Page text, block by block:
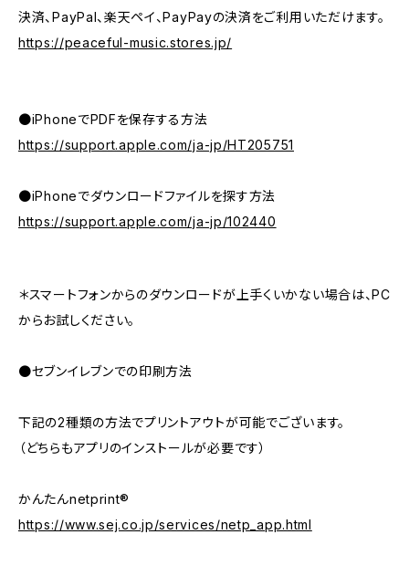
決済、PayPal、楽天ペイ、PayPayの決済をご利用いただけます。
https://peaceful-music.stores.jp/
●iPhoneでPDFを保存する方法
https://support.apple.com/ja-jp/HT205751
●iPhoneでダウンロードファイルを探す方法
https://support.apple.com/ja-jp/102440
＊スマートフォンからのダウンロードが上手くいかない場合は、PC
からお試しください。
●セブンイレブンでの印刷方法
下記の2種類の方法でプリントアウトが可能でございます。
（どちらもアプリのインストールが必要です）
かんたんnetprint®
https://www.sej.co.jp/services/netp_app.html